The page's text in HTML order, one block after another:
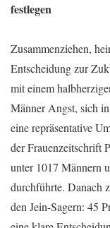
festlegen
Zusammenziehen,
Entscheidung zur
mit einem
Männer Angst, sich
eine repräsentative
der Frauenzeitschrift
unter 1017 Männern
durchführte. Danach
den Jein-Sagern: 45